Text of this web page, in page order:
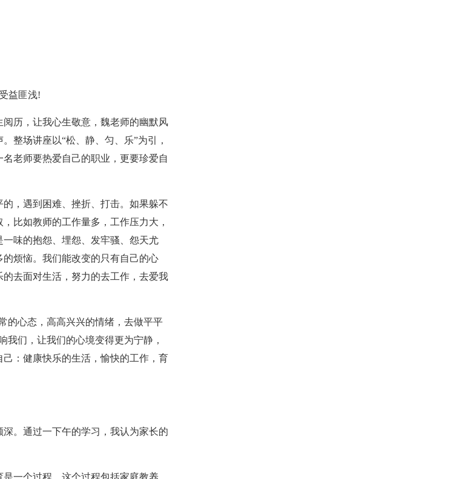
益匪浅!
历，让我心生敬意，魏老师的幽默风
整场讲座以“松、静、匀、乐”为引，
老师要热爱自己的职业，更要珍爱自
，遇到困难、挫折、打击。如果躲不
比如教师的工作量多，工作压力大，
味的抱怨、埋怨、发牢骚、怨天尤
烦恼。我们能改变的只有自己的心
去面对生活，努力的去工作，去爱我
的心态，高高兴兴的情绪，去做平平
我们，让我们的心境变得更为宁静，
：健康快乐的生活，愉快的工作，育
。通过一下午的学习，我认为家长的
一个过程，这个过程包括家庭教养、